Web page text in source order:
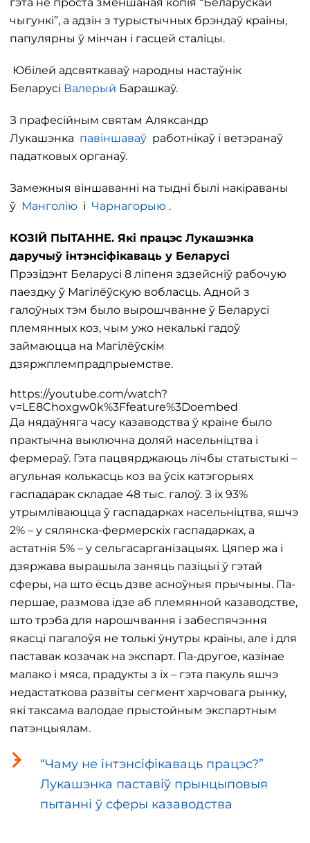
чыгункі”, а адзін з турыстычных брэндаў краіны,
папулярны ў мінчан і гасцей сталіцы.
Юбілей адсвяткаваў народны настаўнік
Беларусі Валерый Барашкаў.
З прафесійным святам Аляксандр
Лукашэнка павіншаваў работнікаў і ветэранаў
падатковых органаў.
Замежныя віншаванні на тыдні былі накіраваны
ў Манголію і Чарнагорыю .
КОЗІЙ ПЫТАННЕ. Які працэс Лукашэнка
даручыў інтэнсіфікаваць у Беларусі
Прэзідэнт Беларусі 8 ліпеня здзейсніў рабочую
паездку ў Магілёўскую вобласць. Адной з
галоўных тэм было вырошчванне ў Беларусі
племянных коз, чым ужо некалькі гадоў
займаюцца на Магілёўскім
дзяржплемпрадпрыемстве.
https://youtube.com/watch?
v=LE8Choxgw0k%3Ffeature%3Doembed
Да нядаўняга часу казаводства ў краіне было
практычна выключна доляй насельніцтва і
фермераў. Гэта пацвярджаюць лічбы статыстыкі –
агульная колькасць коз ва ўсіх катэгорыях
гаспадарак складае 48 тыс. галоў. З іх 93%
утрымліваюцца ў гаспадарках насельніцтва, яшчэ
2% – у сялянска-фермерскіх гаспадарках, а
астатнія 5% – у сельгасарганізацыях. Цяпер жа і
дзяржава вырашыла заняць пазіцыі ў гэтай
сферы, на што ёсць дзве асноўныя прычыны. Па-
першае, размова ідзе аб племянной казаводстве,
што трэба для нарошчвання і забеспячэння
якасці пагалоўя не толькі ўнутры краіны, але і для
паставак козачак на экспарт. Па-другое, казінае
малако і мяса, прадукты з іх – гэта пакуль яшчэ
недастаткова развіты сегмент харчовага рынку,
які таксама валодае прыстойным экспартным
патэнцыялам.
“Чаму не інтэнсіфікаваць працэс?”
Лукашэнка паставіў прынцыповыя
пытанні ў сферы казаводства